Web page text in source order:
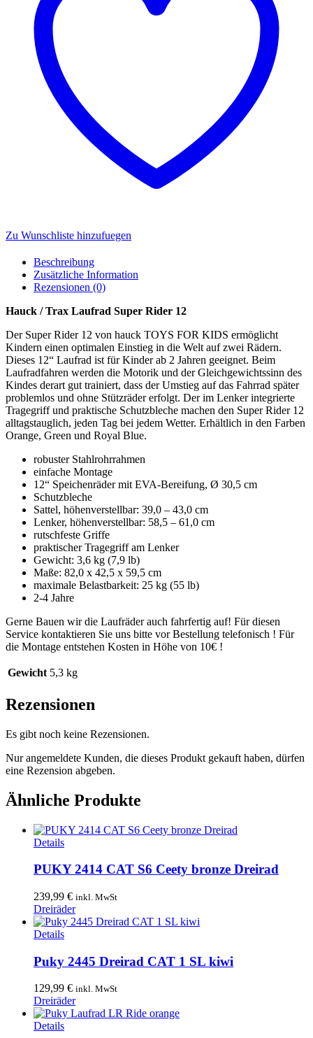
Zu Wunschliste hinzufuegen
Beschreibung
Zusätzliche Information
Rezensionen (0)
Hauck / Trax Laufrad Super Rider 12
Der Super Rider 12 von hauck TOYS FOR KIDS ermöglicht
Kindern einen optimalen Einstieg in die Welt auf zwei Rädern.
Dieses 12“ Laufrad ist für Kinder ab 2 Jahren geeignet. Beim
Laufradfahren werden die Motorik und der Gleichgewichtssinn des
Kindes derart gut trainiert, dass der Umstieg auf das Fahrrad später
problemlos und ohne Stützräder erfolgt. Der im Lenker integrierte
Tragegriff und praktische Schutzbleche machen den Super Rider 12
alltagstauglich, jeden Tag bei jedem Wetter. Erhältlich in den Farben
Orange, Green und Royal Blue.
robuster Stahlrohrrahmen
einfache Montage
12“ Speichenräder mit EVA-Bereifung, Ø 30,5 cm
Schutzbleche
Sattel, höhenverstellbar: 39,0 – 43,0 cm
Lenker, höhenverstellbar: 58,5 – 61,0 cm
rutschfeste Griffe
praktischer Tragegriff am Lenker
Gewicht: 3,6 kg (7,9 lb)
Maße: 82,0 x 42,5 x 59,5 cm
maximale Belastbarkeit: 25 kg (55 lb)
2-4 Jahre
Gerne Bauen wir die Laufräder auch fahrfertig auf! Für diesen
Service kontaktieren Sie uns bitte vor Bestellung telefonisch ! Für
die Montage entstehen Kosten in Höhe von 10€ !
Gewicht 5,3 kg
Rezensionen
Es gibt noch keine Rezensionen.
Nur angemeldete Kunden, die dieses Produkt gekauft haben, dürfen
eine Rezension abgeben.
Ähnliche Produkte
Details
PUKY 2414 CAT S6 Ceety bronze Dreirad
239,99 € inkl. MwSt
Dreiräder
Details
Puky 2445 Dreirad CAT 1 SL kiwi
129,99 € inkl. MwSt
Dreiräder
Details